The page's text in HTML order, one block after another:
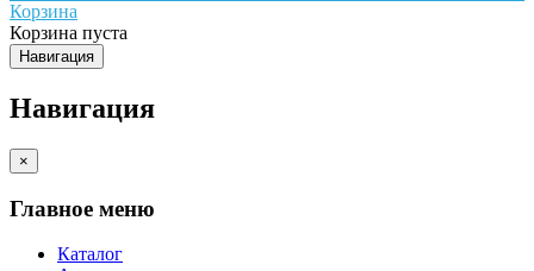
Корзина
Корзина пуста
Навигация
Навигация
×
Главное меню
Каталог